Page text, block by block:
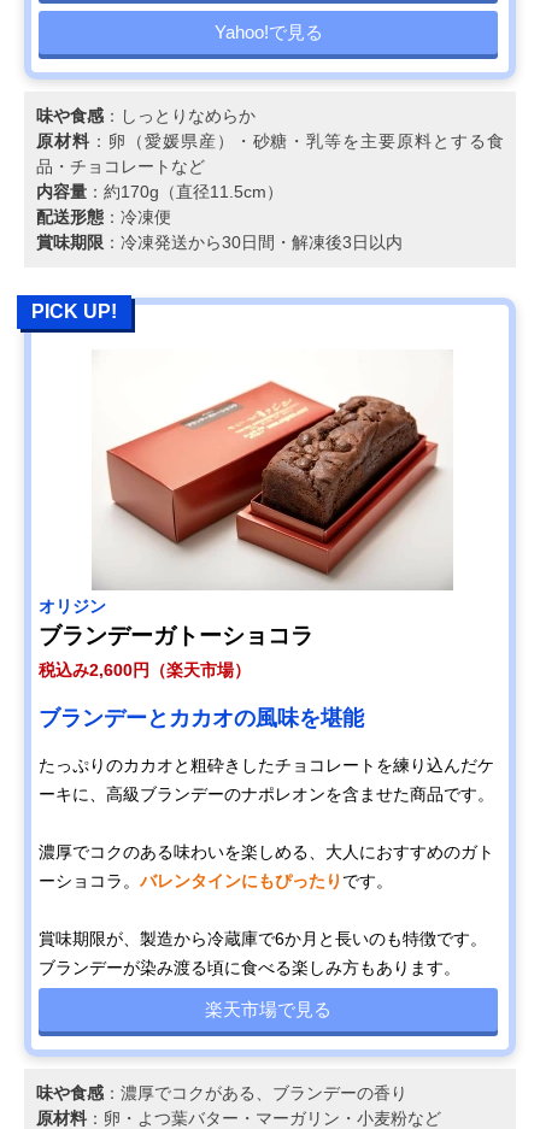
Yahoo!で見る
味や食感 ：しっとりなめらか
原材料 ：卵（愛媛県産）・砂糖・乳等を主要原料とする食
品・チョコレートなど
内容量 ：約170g（直径11.5cm）
配送形態 ：冷凍便
賞味期限 ：冷凍発送から30日間・解凍後3日以内
PICK UP!
オリジン
ブランデーガトーショコラ
税込み2,600円（楽天市場）
ブランデーとカカオの風味を堪能
たっぷりのカカオと粗砕きしたチョコレートを練り込んだケ
ーキに、高級ブランデーのナポレオンを含ませた商品です。
濃厚でコクのある味わいを楽しめる、大人におすすめのガト
ーショコラ。 バレンタインにもぴったり です。
賞味期限が、製造から冷蔵庫で6か月と長いのも特徴です。
ブランデーが染み渡る頃に食べる楽しみ方もあります。
楽天市場で見る
味や食感 ：濃厚でコクがある、ブランデーの香り
原材料 ：卵・よつ葉バター・マーガリン・小麦粉など